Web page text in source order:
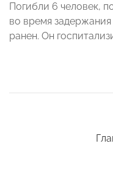
Погибли 6 человек,
во время
ранен. Он